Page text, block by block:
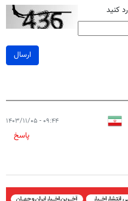
کنید
ارسال
۰۹:۴۴ - ۱۴۰۳/۱۱/۰۵
پاسخ